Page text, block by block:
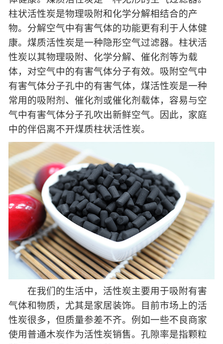
柱状活性炭是物理吸附和化学分解相结合的产
物。分解空气中有害气体的功能更有利于人体健
康。煤质活性炭是一种隐形空气过滤器。柱状活
性炭以其物理吸附、化学分解、催化剂等为载
体，对空气中的有害气体分子有效。吸附空气中
有害气体分子孔中的有害气体，煤活性炭是一种
常用的吸附剂、催化剂或催化剂载体，容易与空
气中有害气体分子孔吹出新鲜空气。因此，家庭
中的伴侣离不开煤质柱状活性炭。
在我们的生活中，活性炭主要用于吸附有害
气体和物质，尤其是家居装饰。目前市场上的活
性炭很多，但质量参差不齐。例如一些不良商家
使用普通木炭作为活性炭销售。孔隙率是指颗粒